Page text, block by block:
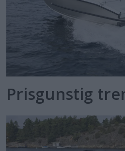
Prisgunstig